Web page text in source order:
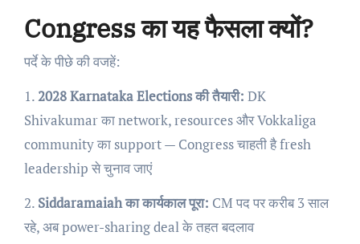
Congress का यह फैसला क्यों?
पर्दे के पीछे की वजहें:
1.2028 Karnataka Elections की तैयारी: DK
Shivakumar का network, resources और Vokkaliga
community का support — Congress चाहती है fresh
leadership से चुनाव जाएं
2. Siddaramaiah का कार्यकाल पूरा: CM पद पर करीब 3 साल
रहे, अब power-sharing deal के तहत बदलाव